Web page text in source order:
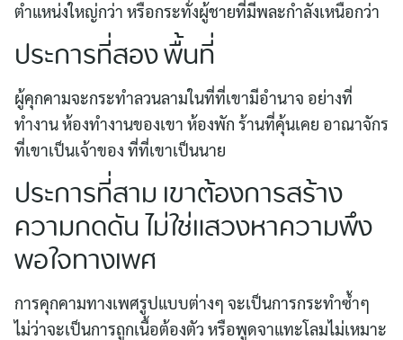
ตำแหน่งใหญ่กว่า หรือกระทั่งผู้ชายที่มีพละกำลังเหนือกว่า
ประการที่สอง พื้นที่
ผู้คุกคามจะกระทำลวนลามในที่ที่เขามีอำนาจ อย่างที่
ทำงาน ห้องทำงานของเขา ห้องพัก ร้านที่คุ้นเคย อาณาจักร
ที่เขาเป็นเจ้าของ ที่ที่เขาเป็นนาย
ประการที่สาม เขาต้องการสร้าง
ความกดดัน ไม่ใช่แสวงหาความพึง
พอใจทางเพศ
การคุกคามทางเพศรูปแบบต่างๆ จะเป็นการกระทำซ้ำๆ
ไม่ว่าจะเป็นการถูกเนื้อต้องตัว หรือพูดจาแทะโลมไม่เหมาะ